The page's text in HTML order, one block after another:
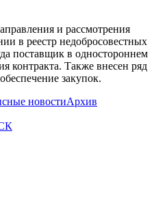
и рассмотрения
в реестр недобросовестных
поставщик в одностороннем
контракта. Также внесен ряд
закупок.
новостиАрхив